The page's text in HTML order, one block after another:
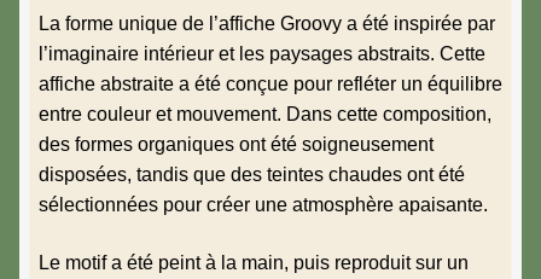
La forme unique de l’affiche Groovy a été inspirée par
l’imaginaire intérieur et les paysages abstraits. Cette
affiche abstraite a été conçue pour refléter un équilibre
entre couleur et mouvement. Dans cette composition,
des formes organiques ont été soigneusement
disposées, tandis que des teintes chaudes ont été
sélectionnées pour créer une atmosphère apaisante.
Le motif a été peint à la main, puis reproduit sur un